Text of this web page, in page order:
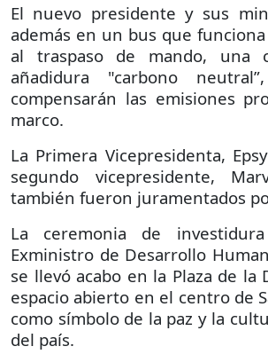
El nuevo presidente y sus
además en un bus que
al traspaso de mando, una
añadidura "carbono
compensarán las emisiones
marco.
La Primera Vicepresidenta,
segundo vicepresidente,
también fueron juramentados
La ceremonia de
Exministro de Desarrollo
se llevó acabo en la Plaza de la
espacio abierto en el centro de
como símbolo de la paz y la
del país.